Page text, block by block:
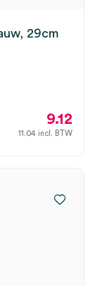
29cm
9.12
11.04 incl. BTW